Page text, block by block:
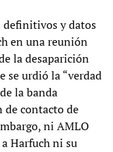
definitivos y datos
en una reunión
la desaparición
se urdió la “verdad
la banda
contacto de
ni AMLO
Harfuch ni su